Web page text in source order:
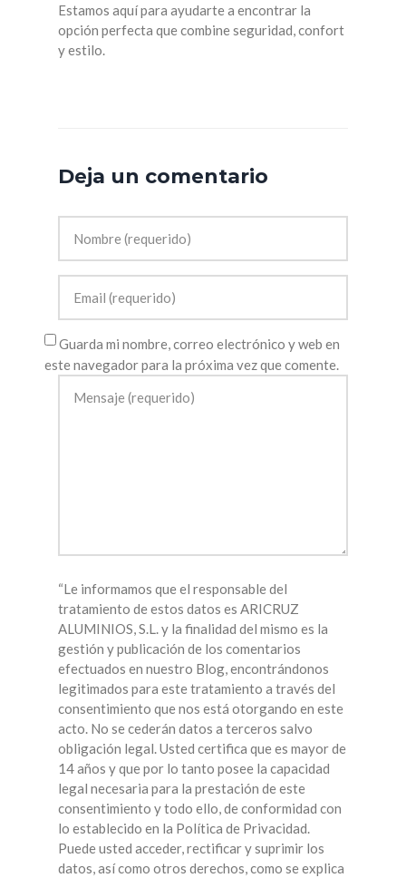
Estamos aquí para ayudarte a encontrar la
opción perfecta que combine seguridad, confort
y estilo.
Deja un comentario
Guarda mi nombre, correo electrónico y web en
este navegador para la próxima vez que comente.
“Le informamos que el responsable del
tratamiento de estos datos es ARICRUZ
ALUMINIOS, S.L. y la finalidad del mismo es la
gestión y publicación de los comentarios
efectuados en nuestro Blog, encontrándonos
legitimados para este tratamiento a través del
consentimiento que nos está otorgando en este
acto. No se cederán datos a terceros salvo
obligación legal. Usted certifica que es mayor de
14 años y que por lo tanto posee la capacidad
legal necesaria para la prestación de este
consentimiento y todo ello, de conformidad con
lo establecido en la Política de Privacidad.
Puede usted acceder, rectificar y suprimir los
datos, así como otros derechos, como se explica